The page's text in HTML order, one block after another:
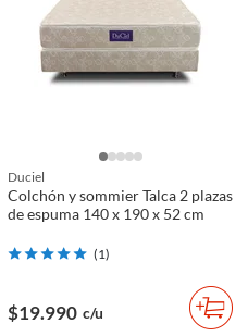
Duciel
Colchón y sommier Talca 2 plazas
de espuma 140 x 190 x 52 cm
(1)
$19.990 c/u